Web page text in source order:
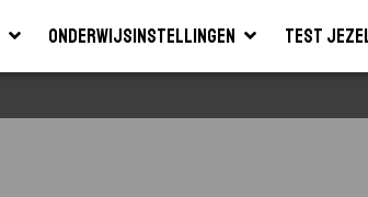
Onderwijsinstellingen Test